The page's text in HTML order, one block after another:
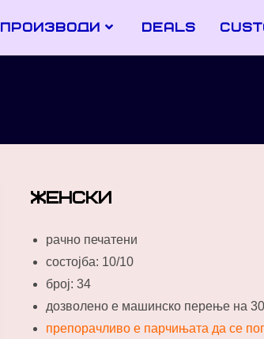
производи deals
женски
рачно печатени
состојба: 10/10
број: 34
дозволено е машинско перење на
препорачливо е парчињата да се